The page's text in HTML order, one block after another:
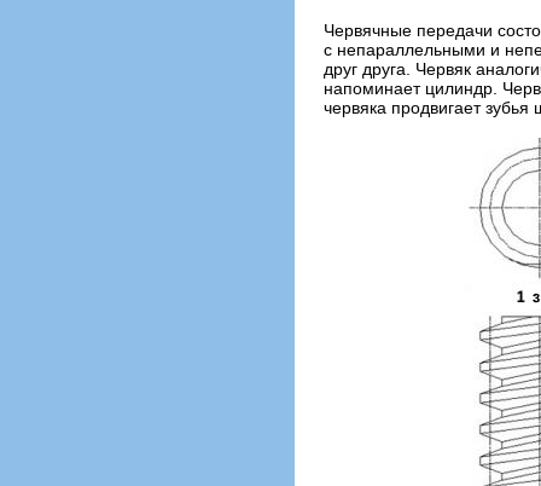
Червячные передачи
с непараллельными и
друг друга. Червяк
напоминает цилиндр.
червяка продвигает зубья